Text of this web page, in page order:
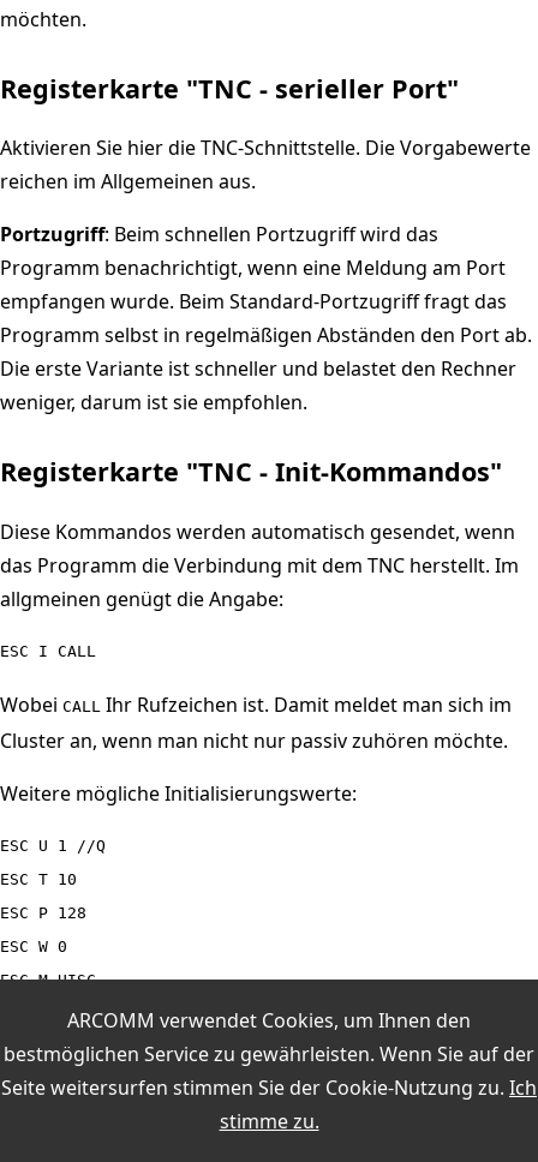
ARCOMM verwendet Cookies, um Ihnen den
bestmöglichen Service zu gewährleisten. Wenn Sie auf der
Seite weitersurfen stimmen Sie der Cookie-Nutzung zu. Ich
stimme zu.
möchten.
Registerkarte "TNC - serieller Port"
Aktivieren Sie hier die TNC-Schnittstelle. Die Vorgabewerte
reichen im Allgemeinen aus.
Portzugriff: Beim schnellen Portzugriff wird das
Programm benachrichtigt, wenn eine Meldung am Port
empfangen wurde. Beim Standard-Portzugriff fragt das
Programm selbst in regelmäßigen Abständen den Port ab.
Die erste Variante ist schneller und belastet den Rechner
weniger, darum ist sie empfohlen.
Registerkarte "TNC - Init-Kommandos"
Diese Kommandos werden automatisch gesendet, wenn
das Programm die Verbindung mit dem TNC herstellt. Im
allgmeinen genügt die Angabe:
ESC I CALL
Wobei CALL Ihr Rufzeichen ist. Damit meldet man sich im
Cluster an, wenn man nicht nur passiv zuhören möchte.
Weitere mögliche Initialisierungswerte:
ESC U 1 //Q
ESC T 10
ESC P 128
ESC W 0
ESC M UISC
ESC CF 2
ESC N 30
DXCluster im TNC-Hostmode